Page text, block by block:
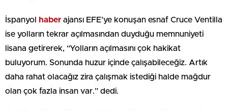
İspanyol haber ajansı EFE’ye konuşan esnaf Cruce Ventilla
ise yolların tekrar açılmasından duyduğu memnuniyeti
lisana getirerek, “Yolların açılmasını çok hakikat
buluyorum. Sonunda huzur içinde çalışabileceğiz. Artık
daha rahat olacağız zira çalışmak istediği halde mağdur
olan çok fazla insan var.” dedi.